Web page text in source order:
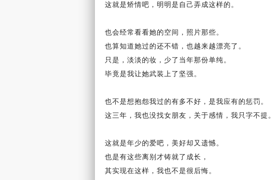
这就是矫情吧，明明是自己弄成这样的。
也会经常看看她的空间 ，照片那些。
也算知道她过的还不错，也越来越漂亮了。
只是，淡淡的妆，少了当年那份单纯。
毕竟是我让她武装上了坚强。
也不是想抱怨我过的有多不好，是我应有的惩罚。
这三年，我也没找女朋友 ， 关于感情，我只字不提。
这就是年少的爱吧，美好却又遗憾。
也是有这些离别 才铸就了 成长 ，
其实现在这样，我也不是很后悔。